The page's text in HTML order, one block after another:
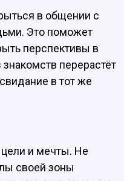
в общении с
Это поможет
перспективы в
перерастёт
в тот же
цели и мечты. Не
своей зоны